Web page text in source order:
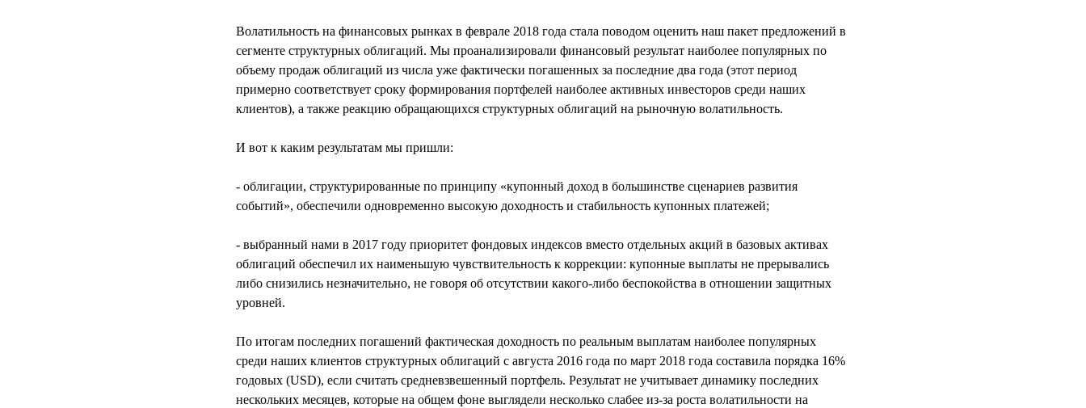
Волатильность на финансовых рынках в феврале 2018 года стала поводом оценить наш пакет предложений в
сегменте структурных облигаций. Мы проанализировали финансовый результат наиболее популярных по
объему продаж облигаций из числа уже фактически погашенных за последние два года (этот период
примерно соответствует сроку формирования портфелей наиболее активных инвесторов среди наших
клиентов), а также реакцию обращающихся структурных облигаций на рыночную волатильность.
И вот к каким результатам мы пришли:
- облигации, структурированные по принципу «купонный доход в большинстве сценариев развития
событий», обеспечили одновременно высокую доходность и стабильность купонных платежей;
- выбранный нами в 2017 году приоритет фондовых индексов вместо отдельных акций в базовых активах
облигаций обеспечил их наименьшую чувствительность к коррекции: купонные выплаты не прерывались
либо снизились незначительно, не говоря об отсутствии какого-либо беспокойства в отношении защитных
уровней.
По итогам последних погашений фактическая доходность по реальным выплатам наиболее популярных
среди наших клиентов структурных облигаций с августа 2016 года по март 2018 года составила порядка 16%
годовых (USD), если считать средневзвешенный портфель. Результат не учитывает динамику последних
нескольких месяцев, которые на общем фоне выглядели несколько слабее из-за роста волатильности на